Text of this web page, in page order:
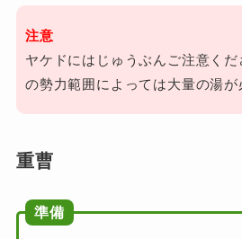
注意
ヤケドにはじゅうぶんご注意くだ
の勢力範囲によっては大量の湯が
重曹
準備